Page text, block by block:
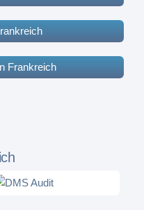
Frankreich